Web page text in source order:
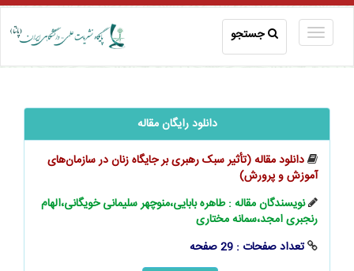
جستجو
دانلود رایگان مقاله
دانلود مقاله (تأثیر سبک رهبری بر جایگاه زنان در سازمان‌های
آموزش و پرورش)
نویسندگان مقاله : طاهره بابایی،منوچهر سلیمانی خویگانی،الهام
رنجبری امجد،سمانه مختاری
تعداد صفحات : 29 صفحه